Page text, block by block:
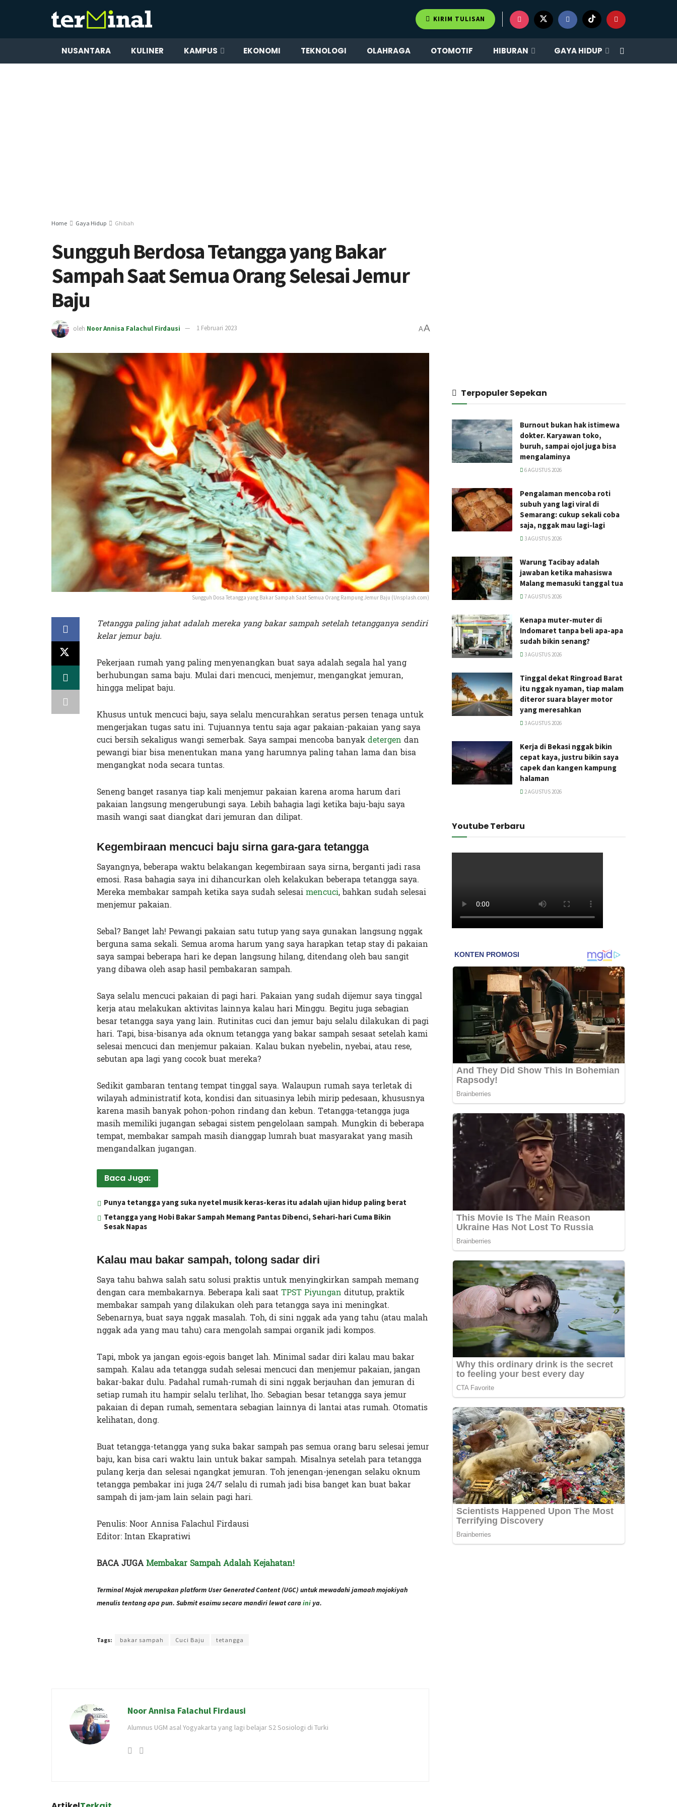
KIRIM TULISAN
NUSANTARA KULINER KAMPUS EKONOMI TEKNOLOGI OLAHRAGA OTOMOTIF HIBURAN GAYA HIDUP
Home Gaya Hidup Ghibah
Sungguh Berdosa Tetangga yang Bakar
Sampah Saat Semua Orang Selesai Jemur
Baju
oleh Noor Annisa Falachul Firdausi 1 Februari 2023 AA
Sungguh Dosa Tetangga yang Bakar Sampah Saat Semua Orang Rampung Jemur Baju (Unsplash.com)
Tetangga paling jahat adalah mereka yang bakar sampah setelah tetangganya sendiri
kelar jemur baju.
Pekerjaan rumah yang paling menyenangkan buat saya adalah segala hal yang
berhubungan sama baju. Mulai dari mencuci, menjemur, mengangkat jemuran,
hingga melipat baju.
Khusus untuk mencuci baju, saya selalu mencurahkan seratus persen tenaga untuk
mengerjakan tugas satu ini. Tujuannya tentu saja agar pakaian-pakaian yang saya
cuci bersih sekaligus wangi semerbak. Saya sampai mencoba banyakdetergen dan
pewangi biar bisa menentukan mana yang harumnya paling tahan lama dan bisa
mengangkat noda secara tuntas.
Seneng banget rasanya tiap kali menjemur pakaian karena aroma harum dari
pakaian langsung mengerubungi saya. Lebih bahagia lagi ketika baju-baju saya
masih wangi saat diangkat dari jemuran dan dilipat.
Kegembiraan mencuci baju sirna gara-gara tetangga
Sayangnya, beberapa waktu belakangan kegembiraan saya sirna, berganti jadi rasa
emosi. Rasa bahagia saya ini dihancurkan oleh kelakukan beberapa tetangga saya.
Mereka membakar sampah ketika saya sudah selesaimencuci, bahkan sudah selesai
menjemur pakaian.
Sebal? Banget lah! Pewangi pakaian satu tutup yang saya gunakan langsung nggak
berguna sama sekali. Semua aroma harum yang saya harapkan tetap stay di pakaian
saya sampai beberapa hari ke depan langsung hilang, ditendang oleh bau sangit
yang dibawa oleh asap hasil pembakaran sampah.
Saya selalu mencuci pakaian di pagi hari. Pakaian yang sudah dijemur saya tinggal
kerja atau melakukan aktivitas lainnya kalau hari Minggu. Begitu juga sebagian
besar tetangga saya yang lain. Rutinitas cuci dan jemur baju selalu dilakukan di pagi
hari. Tapi, bisa-bisanya ada oknum tetangga yang bakar sampah sesaat setelah kami
selesai mencuci dan menjemur pakaian. Kalau bukan nyebelin, nyebai, atau rese,
sebutan apa lagi yang cocok buat mereka?
Sedikit gambaran tentang tempat tinggal saya. Walaupun rumah saya terletak di
wilayah administratif kota, kondisi dan situasinya lebih mirip pedesaan, khususnya
karena masih banyak pohon-pohon rindang dan kebun. Tetangga-tetangga juga
masih memiliki jugangan sebagai sistem pengelolaan sampah. Mungkin di beberapa
tempat, membakar sampah masih dianggap lumrah buat masyarakat yang masih
mengandalkan jugangan.
Baca Juga:
Punya tetangga yang suka nyetel musik keras-keras itu adalah ujian hidup paling berat
Tetangga yang Hobi Bakar Sampah Memang Pantas Dibenci, Sehari-hari Cuma Bikin
Sesak Napas
Kalau mau bakar sampah, tolong sadar diri
Saya tahu bahwa salah satu solusi praktis untuk menyingkirkan sampah memang
dengan cara membakarnya. Beberapa kali saatTPST Piyungan ditutup, praktik
membakar sampah yang dilakukan oleh para tetangga saya ini meningkat.
Sebenarnya, buat saya nggak masalah. Toh, di sini nggak ada yang tahu (atau malah
nggak ada yang mau tahu) cara mengolah sampai organik jadi kompos.
Tapi, mbok ya jangan egois-egois banget lah. Minimal sadar diri kalau mau bakar
sampah. Kalau ada tetangga sudah selesai mencuci dan menjemur pakaian, jangan
bakar-bakar dulu. Padahal rumah-rumah di sini nggak berjauhan dan jemuran di
setiap rumah itu hampir selalu terlihat, lho. Sebagian besar tetangga saya jemur
pakaian di depan rumah, sementara sebagian lainnya di lantai atas rumah. Otomatis
kelihatan, dong.
Buat tetangga-tetangga yang suka bakar sampah pas semua orang baru selesai jemur
baju, kan bisa cari waktu lain untuk bakar sampah. Misalnya setelah para tetangga
pulang kerja dan selesai ngangkat jemuran. Toh jenengan-jenengan selaku oknum
tetangga pembakar ini juga 24/7 selalu di rumah jadi bisa banget kan buat bakar
sampah di jam-jam lain selain pagi hari.
Penulis: Noor Annisa Falachul Firdausi
Editor: Intan Ekapratiwi
BACA JUGAMembakar Sampah Adalah Kejahatan!
Terminal Mojok merupakan platform User Generated Content (UGC) untuk mewadahi jamaah mojokiyah
menulis tentang apa pun. Submit esaimu secara mandiri lewat caraini ya.
Tags: bakar sampah Cuci Baju tetangga
Noor Annisa Falachul Firdausi
Alumnus UGM asal Yogyakarta yang lagi belajar S2 Sosiologi di Turki
Terpopuler Sepekan
Burnout bukan hak istimewa
dokter. Karyawan toko,
buruh, sampai ojol juga bisa
mengalaminya
6 AGUSTUS 2026
Pengalaman mencoba roti
subuh yang lagi viral di
Semarang: cukup sekali coba
saja, nggak mau lagi-lagi
3 AGUSTUS 2026
Warung Tacibay adalah
jawaban ketika mahasiswa
Malang memasuki tanggal tua
7 AGUSTUS 2026
Kenapa muter-muter di
Indomaret tanpa beli apa-apa
sudah bikin senang?
3 AGUSTUS 2026
Tinggal dekat Ringroad Barat
itu nggak nyaman, tiap malam
diteror suara blayer motor
yang meresahkan
3 AGUSTUS 2026
Kerja di Bekasi nggak bikin
cepat kaya, justru bikin saya
capek dan kangen kampung
halaman
2 AGUSTUS 2026
Youtube Terbaru